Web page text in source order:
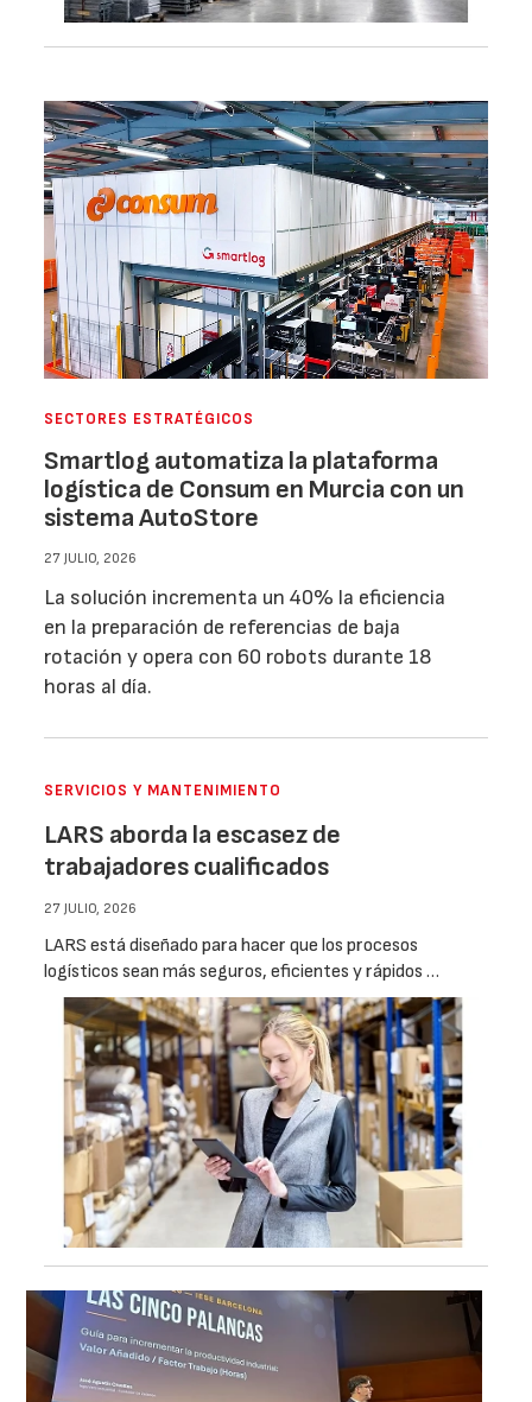
SECTORES ESTRATÉGICOS
Smartlog automatiza la plataforma
logística de Consum en Murcia con un
sistema AutoStore
27 JULIO, 2026
La solución incrementa un 40% la eficiencia
en la preparación de referencias de baja
rotación y opera con 60 robots durante 18
horas al día.
SERVICIOS Y MANTENIMIENTO
LARS aborda la escasez de
trabajadores cualificados
27 JULIO, 2026
LARS está diseñado para hacer que los procesos
logísticos sean más seguros, eficientes y rápidos …